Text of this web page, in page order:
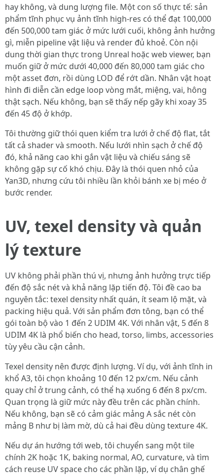
hay không, và dung lượng file. Một con số thực tế: sản
phẩm tĩnh phục vụ ảnh tĩnh high-res có thể đạt 100,000
đến 500,000 tam giác ở mức lưới cuối, không ảnh hưởng
gì, miễn pipeline vật liệu và render đủ khoẻ. Còn nội
dung thời gian thực trong Unreal hoặc web viewer, bạn
muốn giữ ở mức dưới 40,000 đến 80,000 tam giác cho
một asset đơn, rồi dùng LOD để rớt dần. Nhân vật hoạt
hình đi diễn cần edge loop vòng mắt, miệng, vai, hông
thật sạch. Nếu không, bạn sẽ thấy nếp gãy khi xoay 35
đến 45 độ ở khớp.
Tôi thường giữ thói quen kiểm tra lưới ở chế độ flat, tắt
tất cả shader và smooth. Nếu lưới nhìn sạch ở chế độ
đó, khả năng cao khi gắn vật liệu và chiếu sáng sẽ
không gặp sự cố khó chịu. Đây là thói quen nhỏ của
Yan3D, nhưng cứu tôi nhiều lần khỏi bánh xe bị méo ở
bước render.
UV, texel density và quản
lý texture
UV không phải phần thú vị, nhưng ảnh hưởng trực tiếp
đến độ sắc nét và khả năng lặp tiến độ. Tôi đề cao ba
nguyên tắc: texel density nhất quán, ít seam lộ mặt, và
packing hiệu quả. Với sản phẩm đơn tông, bạn có thể
gói toàn bộ vào 1 đến 2 UDIM 4K. Với nhân vật, 5 đến 8
UDIM 4K là phổ biến cho head, torso, limbs, accessories
tùy yêu cầu cận cảnh.
Texel density nên được định lượng. Ví dụ, với ảnh tĩnh in
khổ A3, tôi chọn khoảng 10 đến 12 px/cm. Nếu cảnh
quay chỉ ở trung cảnh, có thể hạ xuống 6 đến 8 px/cm.
Quan trọng là giữ mức này đều trên các phần chính.
Nếu không, bạn sẽ có cảm giác mảng A sắc nét còn
mảng B như bị làm mờ, dù cả hai đều dùng texture 4K.
Nếu dự án hướng tới web, tôi chuyển sang một tile
chính 2K hoặc 1K, baking normal, AO, curvature, và tìm
cách reuse UV space cho các phần lặp, ví dụ chân ghế